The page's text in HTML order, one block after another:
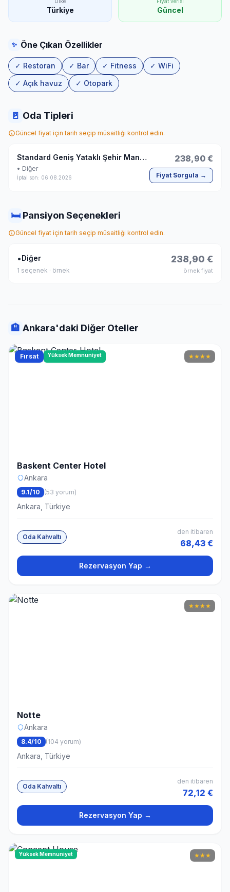
Türkiye Güncel
✨ Öne Çıkan Özellikler
✓ Restoran ✓ Bar ✓ Fitness
✓ WiFi
✓ Açık havuz
✓ Otopark
🚪 Oda Tipleri
Güncel fiyat için tarih seçip müsaitliği kontrol edin.
Standard Geniş Yataklı Şehir Manzaralı Oda
• Diğer
İptal son: 06.08.2026
238,90 €
Fiyat Sorgula →
🛏 Pansiyon Seçenekleri
Güncel fiyat için tarih seçip müsaitliği kontrol edin.
•Diğer
1 seçenek · örnek
238,90 €
örnek fiyat
🏨 Ankara'daki Diğer Oteller
Fırsat Yüksek Memnuniyet ★★★★
Baskent Center Hotel
Ankara
9.1/10 (53 yorum)
Ankara, Türkiye
Oda Kahvaltı
den itibaren
68,43 €
Rezervasyon Yap →
★★★★
Notte
Ankara
8.4/10 (104 yorum)
Ankara, Türkiye
Oda Kahvaltı
den itibaren
72,12 €
Rezervasyon Yap →
Yüksek Memnuniyet ★★★